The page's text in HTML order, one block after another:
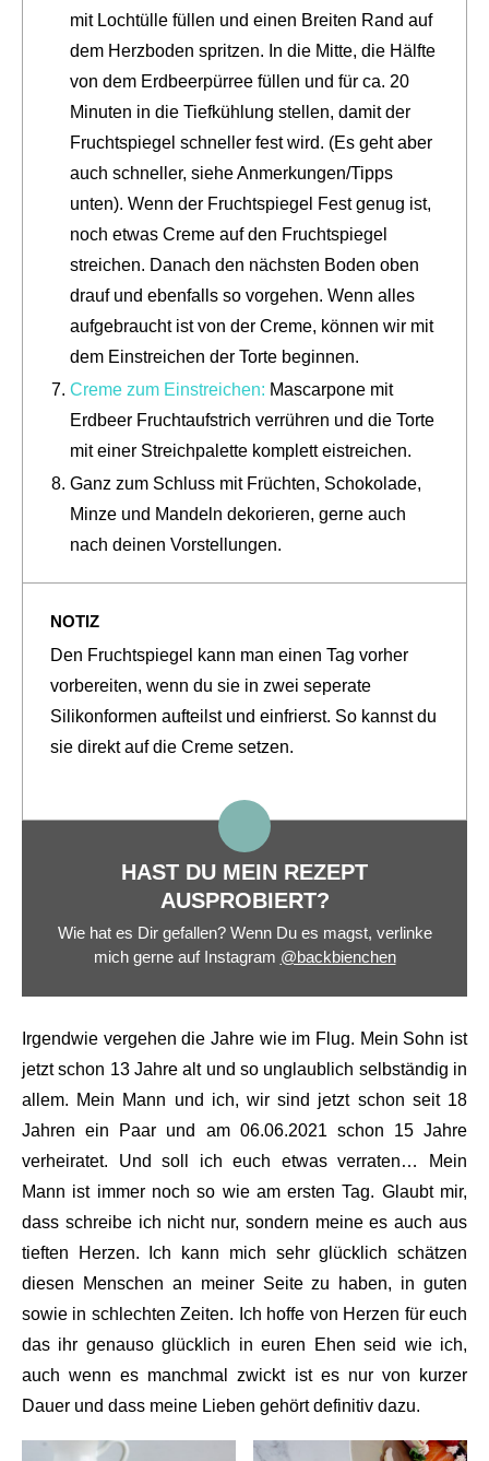
mit Lochtülle füllen und einen Breiten Rand auf
dem Herzboden spritzen. In die Mitte, die Hälfte
von dem Erdbeerpürree füllen und für ca. 20
Minuten in die Tiefkühlung stellen, damit der
Fruchtspiegel schneller fest wird. (Es geht aber
auch schneller, siehe Anmerkungen/Tipps
unten). Wenn der Fruchtspiegel Fest genug ist,
noch etwas Creme auf den Fruchtspiegel
streichen. Danach den nächsten Boden oben
drauf und ebenfalls so vorgehen. Wenn alles
aufgebraucht ist von der Creme, können wir mit
dem Einstreichen der Torte beginnen.
Creme zum Einstreichen: Mascarpone mit
Erdbeer Fruchtaufstrich verrühren und die Torte
mit einer Streichpalette komplett eistreichen.
Ganz zum Schluss mit Früchten, Schokolade,
Minze und Mandeln dekorieren, gerne auch
nach deinen Vorstellungen.
NOTIZ
Den Fruchtspiegel kann man einen Tag vorher
vorbereiten, wenn du sie in zwei seperate
Silikonformen aufteilst und einfrierst. So kannst du
sie direkt auf die Creme setzen.
HAST DU MEIN REZEPT
AUSPROBIERT?
Wie hat es Dir gefallen? Wenn Du es magst, verlinke
mich gerne auf Instagram @backbienchen
Irgendwie vergehen die Jahre wie im Flug. Mein Sohn ist
jetzt schon 13 Jahre alt und so unglaublich selbständig in
allem. Mein Mann und ich, wir sind jetzt schon seit 18
Jahren ein Paar und am 06.06.2021 schon 15 Jahre
verheiratet. Und soll ich euch etwas verraten… Mein
Mann ist immer noch so wie am ersten Tag. Glaubt mir,
dass schreibe ich nicht nur, sondern meine es auch aus
tieften Herzen. Ich kann mich sehr glücklich schätzen
diesen Menschen an meiner Seite zu haben, in guten
sowie in schlechten Zeiten. Ich hoffe von Herzen für euch
das ihr genauso glücklich in euren Ehen seid wie ich,
auch wenn es manchmal zwickt ist es nur von kurzer
Dauer und dass meine Lieben gehört definitiv dazu.